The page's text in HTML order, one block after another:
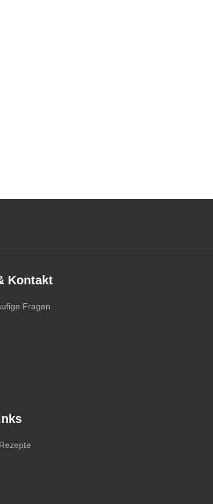
Kontakt
Fragen